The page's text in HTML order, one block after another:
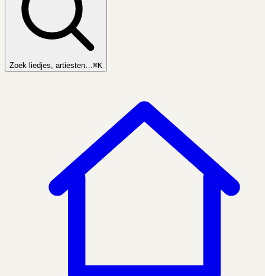
Zoek liedjes, artiesten…⌘K